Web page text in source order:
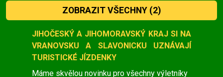
ZOBRAZIT VŠECHNY (2)
Slide 1 of 2
JIHOČESKÝ A JIHOMORAVSKÝ KRAJ SI NA
VRANOVSKU A SLAVONICKU UZNÁVAJÍ
TURISTICKÉ JÍZDENKY
Máme skvělou novinku pro všechny výletníky